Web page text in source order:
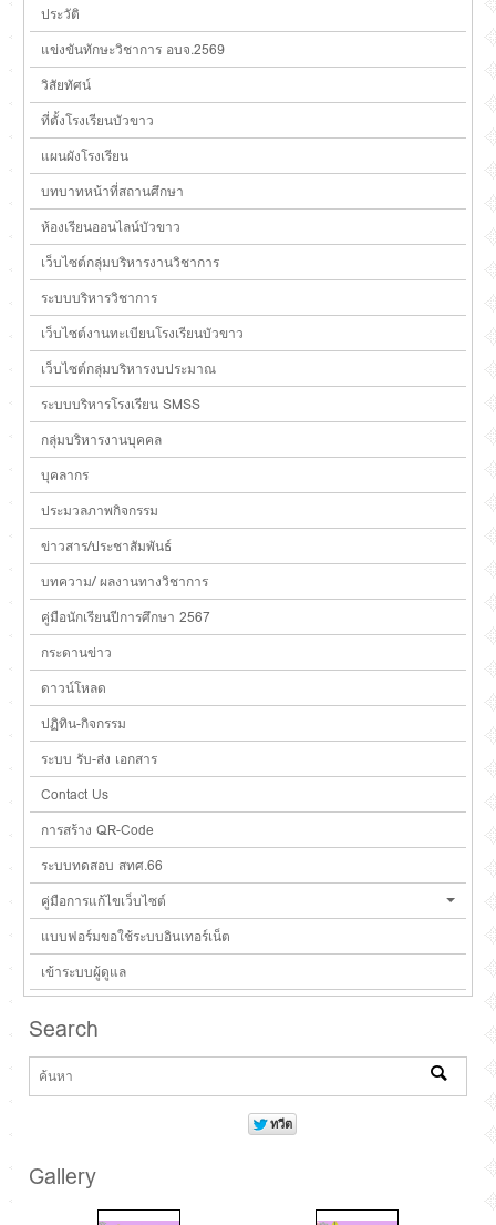
ประวัติ
แข่งขันทักษะวิชาการ อบจ.2569
วิสัยทัศน์
ที่ตั้งโรงเรียนบัวขาว
แผนผังโรงเรียน
บทบาทหน้าที่สถานศึกษา
ห้องเรียนออนไลน์บัวขาว
เว็บไซต์กลุ่มบริหารงานวิชาการ
ระบบบริหารวิชาการ
เว็บไซต์งานทะเบียนโรงเรียนบัวขาว
เว็บไซต์กลุ่มบริหารงบประมาณ
ระบบบริหารโรงเรียน SMSS
กลุ่มบริหารงานบุคคล
บุคลากร
ประมวลภาพกิจกรรม
ข่าวสาร/ประชาสัมพันธ์
บทความ/ ผลงานทางวิชาการ
คู่มือนักเรียนปีการศึกษา 2567
กระดานข่าว
ดาวน์โหลด
ปฏิทิน-กิจกรรม
ระบบ รับ-ส่ง เอกสาร
Contact Us
การสร้าง QR-Code
ระบบทดสอบ สทศ.66
คู่มือการแก้ไขเว็บไซต์
แบบฟอร์มขอใช้ระบบอินเทอร์เน็ต
เข้าระบบผู้ดูแล
Search
Gallery